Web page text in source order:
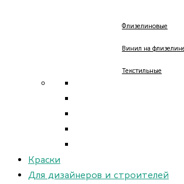
Флизелиновые
Винил на
Текстильные
Краски
Для дизайнеров и строителей